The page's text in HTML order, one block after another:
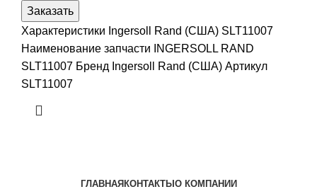
Заказать
Характеристики Ingersoll Rand (США) SLT11007
Наименование запчасти INGERSOLL RAND
SLT11007 Бренд Ingersoll Rand (США) Артикул
SLT11007
ГЛАВНАЯКОНТАКТЫО КОМПАНИИ